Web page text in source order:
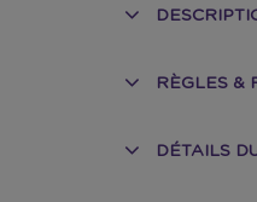
RÈGLES &
DÉTAILS